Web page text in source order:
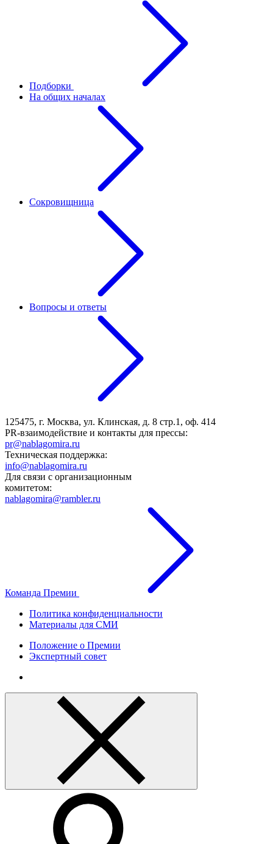
Подборки
На общих началах
Сокровищница
Вопросы и ответы
125475, г. Москва, ул. Клинская, д. 8 стр.1, оф. 414
PR-взаимодействие и контакты для прессы:
pr@nablagomira.ru
Техническая поддержка:
info@nablagomira.ru
Для связи с организационным
комитетом:
nablagomira@rambler.ru
Команда Премии
Политика конфиденциальности
Материалы для СМИ
Положение о Премии
Экспертный совет